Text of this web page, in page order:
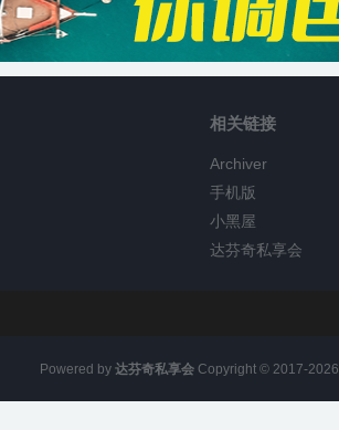
相关链接
Archiver
手机版
小黑屋
达芬奇私享会
Powered by 达芬奇私享会Copyright © 2017-2026